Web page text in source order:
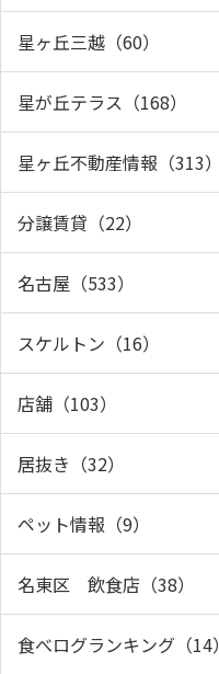
星ヶ丘三越（60）
星が丘テラス（168）
星ヶ丘不動産情報（313）
分譲賃貸（22）
名古屋（533）
スケルトン（16）
店舗（103）
居抜き（32）
ペット情報（9）
名東区 飲食店（38）
食べログランキング（14）